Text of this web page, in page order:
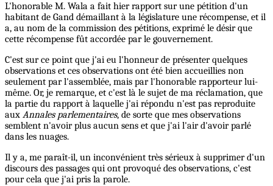
L'honorable M. Wala a fait hier rapport sur une pétition d'un
habitant de Gand démaillant à la législature une récompense, et il
a, au nom de la commission des pétitions, exprimé le désir que
cette récompense fût accordée par le gouvernement.
C'est sur ce point que j'ai eu l'honneur de présenter quelques
observations et ces observations ont été bien accueillies non
seulement par l'assemblée, mais par l'honorable rapporteur lui-
même. Or, je remarque, et c'est là le sujet de ma réclamation, que
la partie du rapport à laquelle j'ai répondu n'est pas reproduite
aux Annales parlementaires, de sorte que mes observations
semblent n'avoir plus aucun sens et que j'ai l'air d'avoir parlé
dans les nuages.
Il y a, me paraît-il, un inconvénient très sérieux à supprimer d'un
discours des passages qui ont provoqué des observations, c'est
pour cela que j'ai pris la parole.